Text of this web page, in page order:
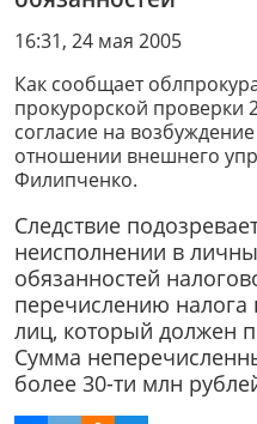
16:31, 24 мая 2005
Как сообщает
прокурорской проверки
согласие на
отношении внешнего
Филипченко.
Следствие
неисполнении в
обязанностей
перечислению
лиц, который должен
Сумма
более 30-ти млн